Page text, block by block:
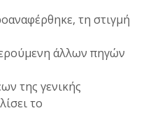
τη στιγμή
άλλων πηγών
της γενικής
το